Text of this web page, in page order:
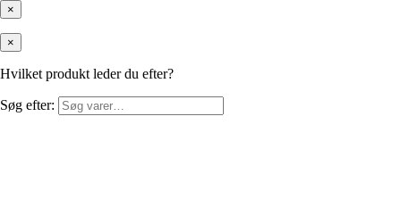
×
×
Hvilket produkt leder du efter?
Søg efter: